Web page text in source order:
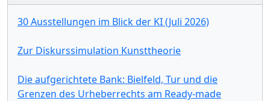
30 Ausstellungen im Blick der KI (Juli 2026)
Zur Diskurssimulation Kunsttheorie
Die aufgerichtete Bank: Bielfeld, Tur und die
Grenzen des Urheberrechts am Ready-made